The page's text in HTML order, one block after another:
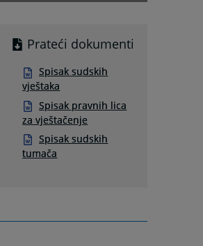
Prateći dokumenti
Spisak sudskih
vještaka
Spisak pravnih lica
za vještačenje
Spisak sudskih
tumača